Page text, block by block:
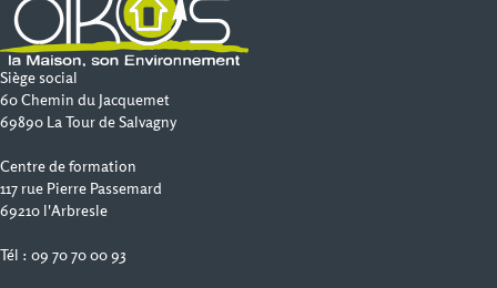
Siège social
60 Chemin du Jacquemet
69890 La Tour de Salvagny
Centre de formation
117 rue Pierre Passemard
69210 l'Arbresle
Tél : 09 70 70 00 93